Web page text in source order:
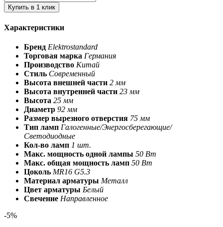
Купить в 1 клик
Характеристики
Бренд Elektrostandard
Торговая марка Германия
Производство Китай
Стиль Современный
Высота внешней части 2 мм
Высота внутренней части 23 мм
Высота 25 мм
Диаметр 92 мм
Размер вырезного отверстия 75 мм
Тип ламп Галогенные/Энергосберегающие/
Светодиодные
Кол-во ламп 1 шт.
Макс. мощность одной лампы 50 Вт
Макс. общая мощность ламп 50 Вт
Цоколь MR16 G5.3
Материал арматуры Металл
Цвет арматуры Белый
Свечение Направленное
-5%